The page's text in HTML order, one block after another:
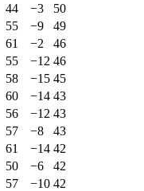
44 −3
50
55 −9
49
61 −2
46
55 −12 46
58 −15 45
60 −14 43
56 −12 43
57 −8
43
61 −14 42
50 −6
42
57 −10 42